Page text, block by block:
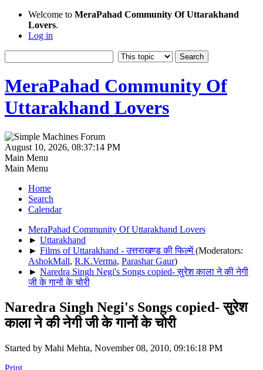
Welcome to MeraPahad Community Of Uttarakhand
Lovers.
Log in
MeraPahad Community Of
Uttarakhand Lovers
August 10, 2026, 08:37:14 PM
Main Menu
Main Menu
Home
Search
Calendar
MeraPahad Community Of Uttarakhand Lovers
► Uttarakhand
► Films of Uttarakhand - उत्तराखण्ड की फिल्में(Moderators:
AshokMall, R.K.Verma, Parashar Gaur)
► Naredra Singh Negi's Songs copied- सुरेश काला ने की नेगी
जी के गानों के चोरी
Naredra Singh Negi's Songs copied- सुरेश
काला ने की नेगी जी के गानों के चोरी
Started by Mahi Mehta, November 08, 2010, 09:16:18 PM
Print